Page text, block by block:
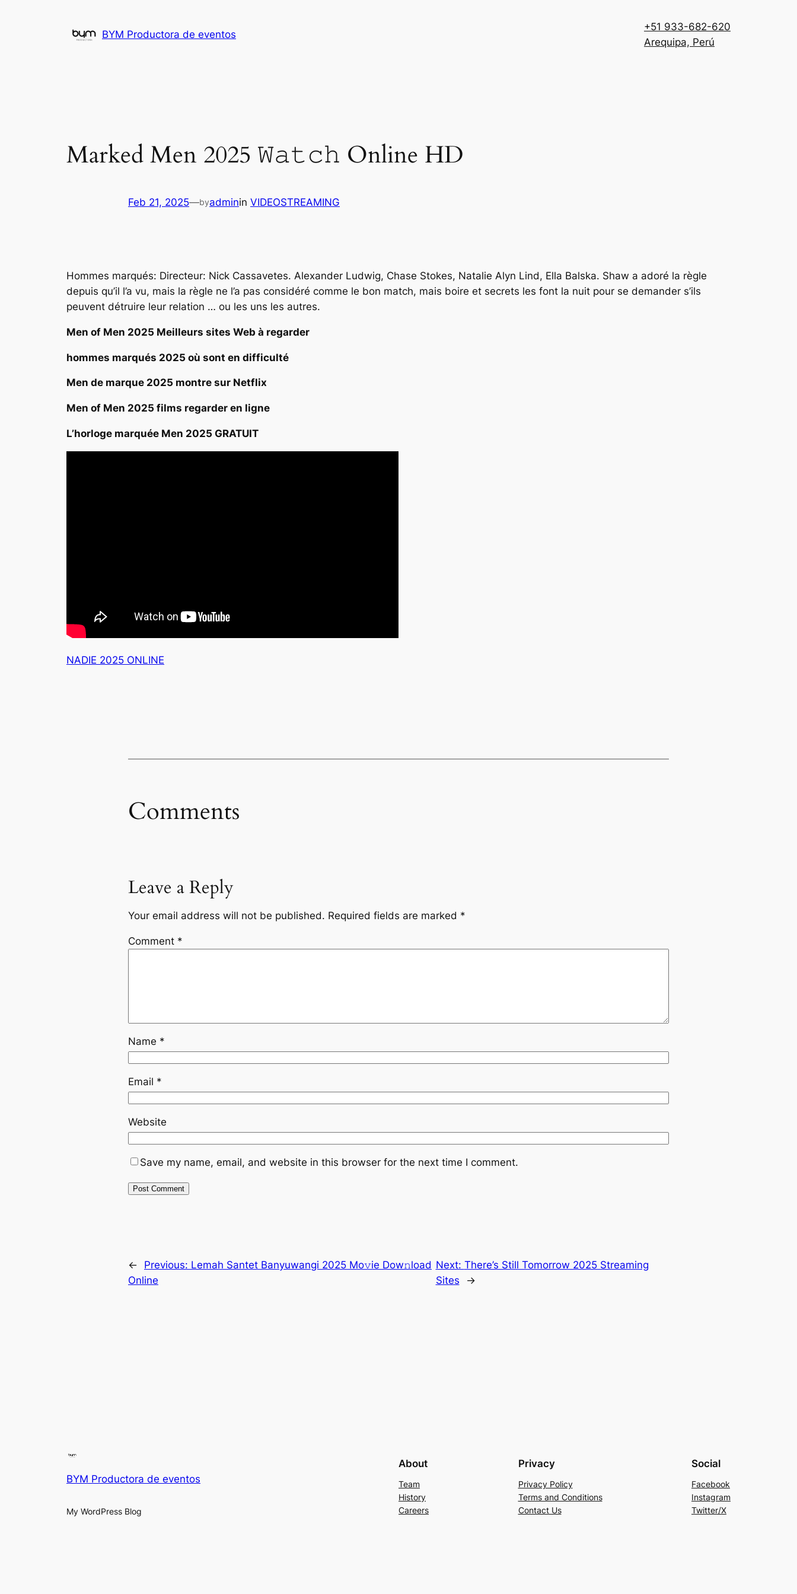
BYM Productora de eventos
+51 933-682-620
Arequipa, Perú
Marked Men 2025 𝚆𝚊𝚝𝚌𝚑 Online HD
Feb 21, 2025—byadminin VIDEOSTREAMING
Hommes marqués: Directeur: Nick Cassavetes. Alexander Ludwig, Chase Stokes, Natalie Alyn Lind, Ella Balska. Shaw a adoré la règle
depuis qu’il l’a vu, mais la règle ne l’a pas considéré comme le bon match, mais boire et secrets les font la nuit pour se demander s’ils
peuvent détruire leur relation … ou les uns les autres.
Men of Men 2025 Meilleurs sites Web à regarder
hommes marqués 2025 où sont en difficulté
Men de marque 2025 montre sur Netflix
Men of Men 2025 films regarder en ligne
L’horloge marquée Men 2025 GRATUIT
NADIE 2025 ONLINE
Comments
Leave a Reply
Your email address will not be published. Required fields are marked *
Comment *
Name *
Email *
Website
Save my name, email, and website in this browser for the next time I comment.
← Previous: Lemah Santet Banyuwangi 2025 Mo𝚟ie Dow𝚗load
Online
Next: There’s Still Tomorrow 2025 Streaming
Sites
→
BYM Productora de eventos
My WordPress Blog
About
Team
History
Careers
Privacy
Privacy Policy
Terms and Conditions
Contact Us
Social
Facebook
Instagram
Twitter/X